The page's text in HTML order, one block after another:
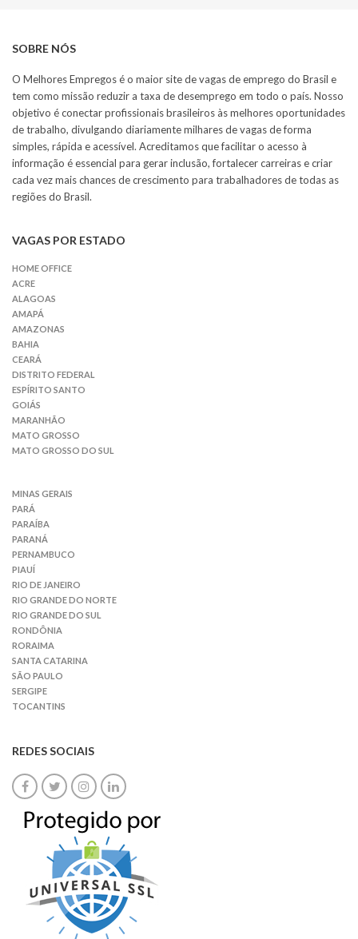
SOBRE NÓS
O Melhores Empregos é o maior site de vagas de emprego do Brasil e
tem como missão reduzir a taxa de desemprego em todo o país. Nosso
objetivo é conectar profissionais brasileiros às melhores oportunidades
de trabalho, divulgando diariamente milhares de vagas de forma
simples, rápida e acessível. Acreditamos que facilitar o acesso à
informação é essencial para gerar inclusão, fortalecer carreiras e criar
cada vez mais chances de crescimento para trabalhadores de todas as
regiões do Brasil.
VAGAS POR ESTADO
HOME OFFICE
ACRE
ALAGOAS
AMAPÁ
AMAZONAS
BAHIA
CEARÁ
DISTRITO FEDERAL
ESPÍRITO SANTO
GOIÁS
MARANHÃO
MATO GROSSO
MATO GROSSO DO SUL
MINAS GERAIS
PARÁ
PARAÍBA
PARANÁ
PERNAMBUCO
PIAUÍ
RIO DE JANEIRO
RIO GRANDE DO NORTE
RIO GRANDE DO SUL
RONDÔNIA
RORAIMA
SANTA CATARINA
SÃO PAULO
SERGIPE
TOCANTINS
REDES SOCIAIS